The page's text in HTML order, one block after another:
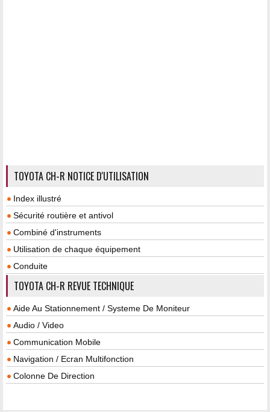
TOYOTA CH-R NOTICE D'UTILISATION
Index illustré
Sécurité routière et antivol
Combiné d'instruments
Utilisation de chaque équipement
Conduite
TOYOTA CH-R REVUE TECHNIQUE
Aide Au Stationnement / Systeme De Moniteur
Audio / Video
Communication Mobile
Navigation / Ecran Multifonction
Colonne De Direction